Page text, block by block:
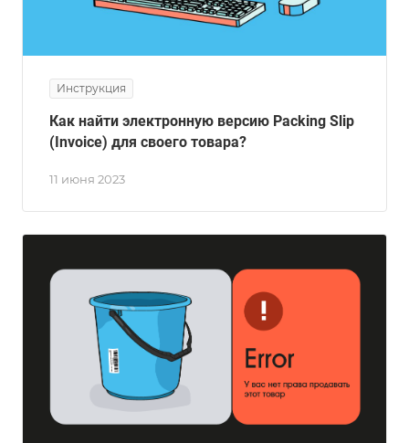
Инструкция
11 июня 2023
Как найти электронную версию Packing Slip
(Invoice) для своего товара?